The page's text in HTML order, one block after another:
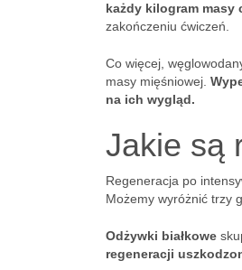
każdy kilogram masy
zakończeniu ćwiczeń.
Co więcej,
masy mięśniowej.
na ich wygląd.
Jakie są
Regeneracja po
Możemy wyróżnić trzy
Odżywki białkowe
regeneracji